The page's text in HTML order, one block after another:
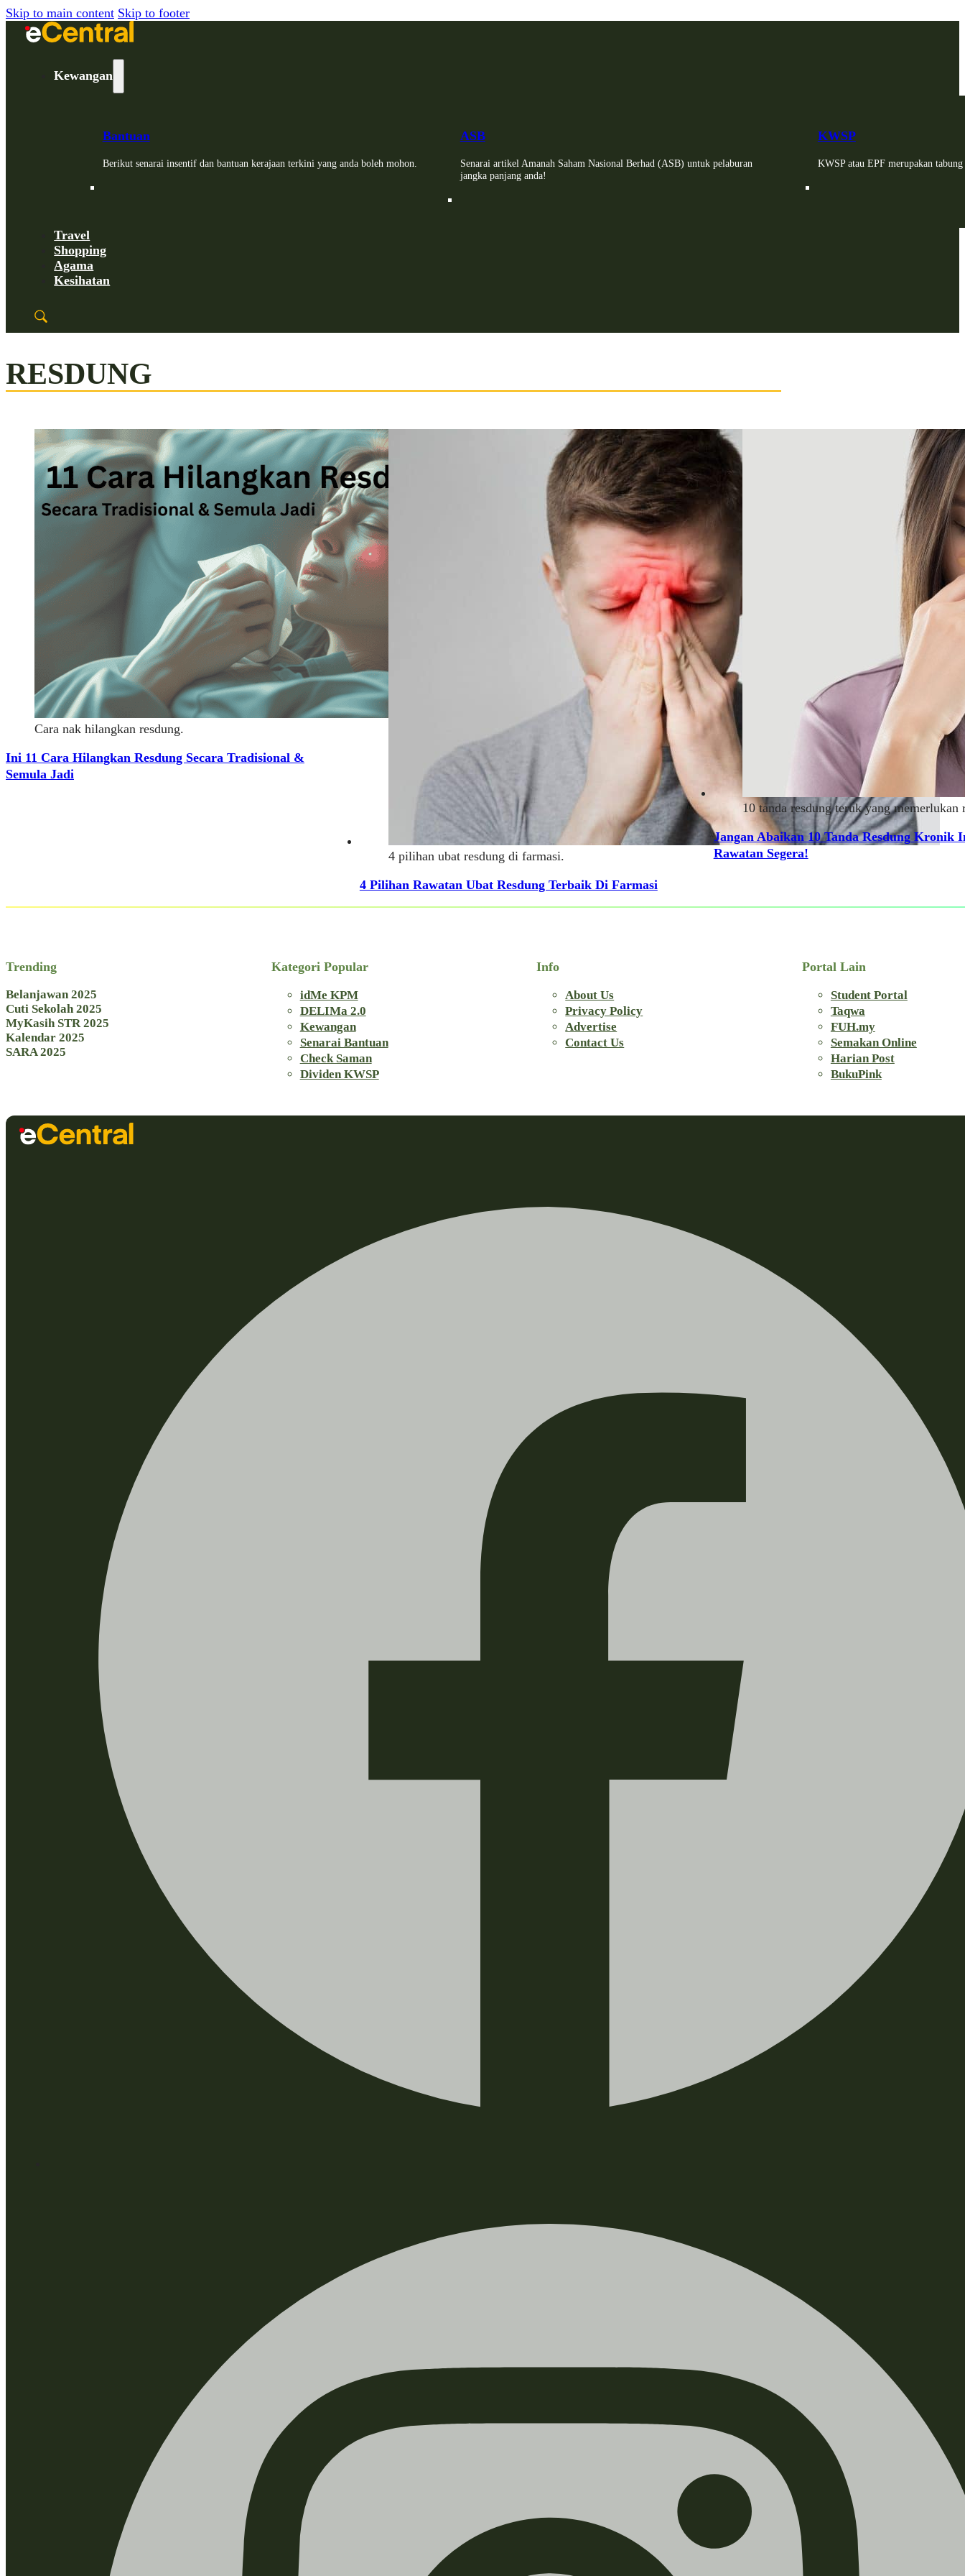
Skip to main content Skip to footer
Kewangan
Bantuan
Berikut senarai insentif dan bantuan kerajaan terkini yang anda boleh mohon.
ASB
Senarai artikel Amanah Saham Nasional Berhad (ASB) untuk pelaburan
jangka panjang anda!
KWSP
KWSP atau EPF merupakan
Travel
Shopping
Agama
Kesihatan
RESDUNG
Cara nak hilangkan resdung.
Ini 11 Cara Hilangkan Resdung Secara Tradisional &
Semula Jadi
4 pilihan ubat resdung di farmasi.
4 Pilihan Rawatan Ubat Resdung Terbaik Di Farmasi
10 tanda resdung teruk yang memerlukan
Jangan Abaikan 10 Tanda Resdung Kronik
Rawatan Segera!
Trending
Belanjawan 2025
Cuti Sekolah 2025
MyKasih STR 2025
Kalendar 2025
SARA 2025
Kategori Popular
idMe KPM
DELIMa 2.0
Kewangan
Senarai Bantuan
Check Saman
Dividen KWSP
Info
About Us
Privacy Policy
Advertise
Contact Us
Portal Lain
Student Portal
Taqwa
FUH.my
Semakan Online
Harian Post
BukuPink